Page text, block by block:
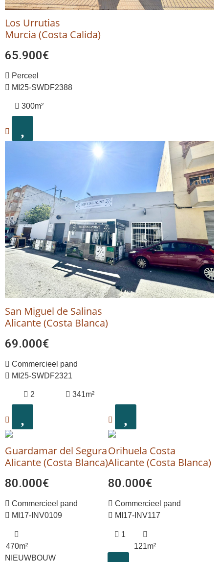
Los Urrutias
Murcia (Costa Calida)
65.900€
Perceel
MI25-SWDF2388
300m²
San Miguel de Salinas
Alicante (Costa Blanca)
69.000€
Commercieel pand
MI25-SWDF2321
2 341m²
Guardamar del Segura
Alicante (Costa Blanca)
80.000€
Commercieel pand
MI17-INV0109
470m²
Orihuela Costa
Alicante (Costa Blanca)
80.000€
Commercieel pand
MI17-INV117
1
121m²
NIEUWBOUW